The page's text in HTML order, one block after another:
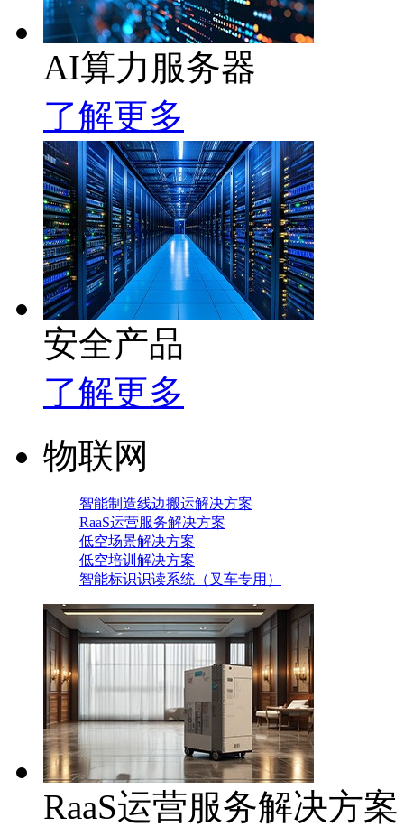
AI算力服务器
了解更多
安全产品
了解更多
物联网
智能制造线边搬运解决方案
RaaS运营服务解决方案
低空场景解决方案
低空培训解决方案
智能标识识读系统（叉车专用）
RaaS运营服务解决方案